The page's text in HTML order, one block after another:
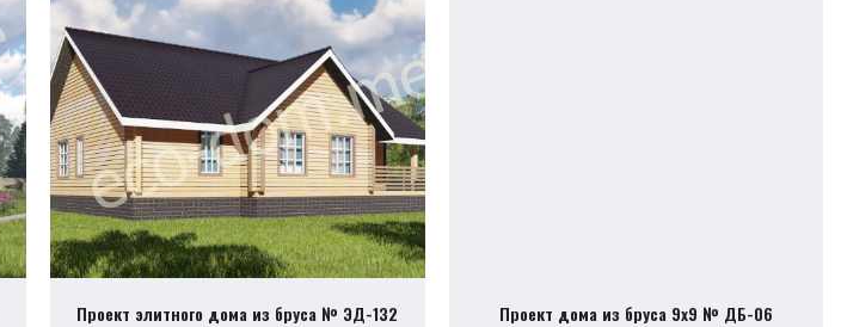
Проект элитного дома из бруса № ЭД-132 Проект дома из бруса 9х9 № ДБ-06